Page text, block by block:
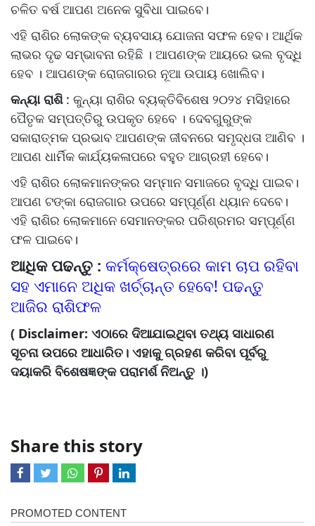
ଚଳିତ ବର୍ଷ ଆପଣ ଅନେକ ସୁବିଧା ପାଇବେ।
ଏହି ରାଶିର ଲୋକଙ୍କ ବ୍ୟବସାୟ ଯୋଜନା ସଫଳ ହେବ। ଆର୍ଥିକ
ଲାଭର ଦୃଢ ସମ୍ଭାବନା ରହିଛି । ଆପଣଙ୍କ ଆୟରେ ଭଲ ବୃଦ୍ଧି
ହେବ । ଆପଣଙ୍କ ରୋଜଗାରର ନୂଆ ଉପାୟ ଖୋଲିବ।
କନ୍ୟା ରାଶି : କୁନ୍ୟା ରାଶିର ବ୍ୟକ୍ତିବିଶେଷ ୨୦୨୪ ମସିହାରେ
ପୈତୃକ ସମ୍ପତ୍ତିରୁ ଉପକୃତ ହେବେ । ଦେବଗୁରୁଙ୍କ
ସକାରାତ୍ମକ ପ୍ରଭାବ ଆପଣଙ୍କ ଜୀବନରେ ସମୃଦ୍ଧତା ଆଣିବ ।
ଆପଣ ଧାର୍ମିକ କାର୍ଯ୍ୟକଳାପରେ ବହୁତ ଆଗ୍ରହୀ ହେବେ।
ଏହି ରାଶିର ଲୋକମାନଙ୍କର ସମ୍ମାନ ସମାଜରେ ବୃଦ୍ଧି ପାଇବ।
ଆପଣ ଟଙ୍କା ରୋଜଗାର ଉପରେ ସମ୍ପୂର୍ଣ୍ଣ ଧ୍ୟାନ ଦେବେ।
ଏହି ରାଶିର ଲୋକମାନେ ସେମାନଙ୍କର ପରିଶ୍ରମର ସମ୍ପୂର୍ଣ୍ଣ
ଫଳ ପାଇବେ।
ଆଧିକ ପଢନ୍ତୁ : କର୍ମକ୍ଷେତ୍ରରେ କାମ ଚାପ ରହିବା
ସହ ଏମାନେ ଅଧିକ ଖର୍ଚ୍ଚାନ୍ତ ହେବେ! ପଢନ୍ତୁ
ଆଜିର ରାଶିଫଳ
( Disclaimer: ଏଠାରେ ଦିଆଯାଇଥିବା ତଥ୍ୟ ସାଧାରଣ
ସୂଚନା ଉପରେ ଆଧାରିତ। ଏହାକୁ ଗ୍ରହଣ କରିବା ପୂର୍ବରୁ
ଦୟାକରି ବିଶେଷଜ୍ଞଙ୍କ ପରାମର୍ଶ ନିଅନ୍ତୁ ।)
Share this story